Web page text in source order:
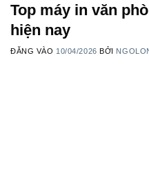
Top máy in văn
hiện nay
ĐĂNG VÀO 10/04/2026 BỞI